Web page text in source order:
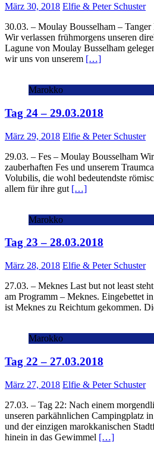
März 30, 2018 Elfie & Peter Schuster
30.03. – Moulay Bousselham –
Wir verlassen frühmorgens unseren
Lagune von Moulay Busselham
wir uns von unserem […]
Marokko
Tag 24 – 29.03.2018
März 29, 2018 Elfie & Peter Schuster
29.03. – Fes – Moulay Bousselham
zauberhaften Fes und unserem
Volubilis, die wohl bedeutendste
allem für ihre gut […]
Marokko
Tag 23 – 28.03.2018
März 28, 2018 Elfie & Peter Schuster
27.03. – Meknes Last but not least
am Programm – Meknes. Eingebettet
ist Meknes zu Reichtum gekommen.
Marokko
Tag 22 – 27.03.2018
März 27, 2018 Elfie & Peter Schuster
27.03. – Tag 22: Nach einem
unseren parkähnlichen Campingplatz
und der einzigen marokkanischen
hinein in das Gewimmel […]